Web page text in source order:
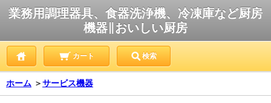
業務用調理器具、食器洗浄機、冷凍庫など厨房
機器∥おいしい厨房
カート 検索
ホーム ＞サービス機器